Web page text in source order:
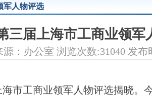
军人物评选
三届上海市工商业领军
源：办公室 浏览次数:31040 发布
工商业领军人物评选揭晓。